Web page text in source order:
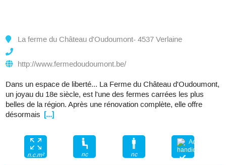
La ferme du Château d'Oudoumont- 4537 Verlaine
http://www.fermedoudoumont.be/
Dans un espace de liberté... La Ferme du Château d'Oudoumont,
un joyau du 18e siècle, est l'une des fermes carrées les plus
belles de la région. Après une rénovation complète, elle offre
désormais [...]
n.c.m² nc nc